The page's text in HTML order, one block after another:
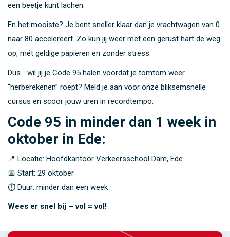
een beetje kunt lachen.
En het mooiste? Je bent sneller klaar dan je vrachtwagen van 0
naar 80 accelereert. Zo kun jij weer met een gerust hart de weg
op, mét geldige papieren en zonder stress.
Dus… wil jij je Code 95 halen voordat je tomtom weer
“herberekenen” roept? Meld je aan voor onze bliksemsnelle
cursus en scoor jouw uren in recordtempo.
Code 95 in minder dan 1 week in
oktober in Ede:
📍 Locatie: Hoofdkantoor Verkeersschool Dam, Ede
📅 Start: 29 oktober
⏱ Duur: minder dan een week
Wees er snel bij – vol = vol!